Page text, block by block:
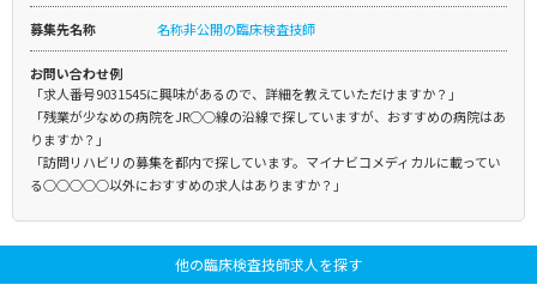
募集先名称 名称非公開の臨床検査技師
お問い合わせ例
「求人番号9031545に興味があるので、詳細を教えていただけますか？」
「残業が少なめの病院をJR○○線の沿線で探していますが、おすすめの病院はあ
りますか？」
「訪問リハビリの募集を都内で探しています。マイナビコメディカルに載ってい
る○○○○○以外におすすめの求人はありますか？」
他の臨床検査技師求人を探す